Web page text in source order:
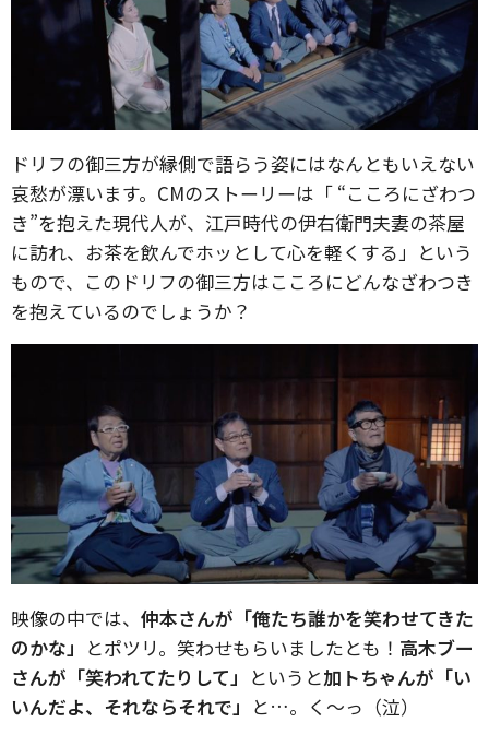
ドリフの御三方が縁側で語らう姿にはなんともいえない
哀愁が漂います。CMのストーリーは「 “こころにざわつ
き”を抱えた現代人が、江戸時代の伊右衛門夫妻の茶屋
に訪れ、お茶を飲んでホッとして心を軽くする」という
もので、このドリフの御三方はこころにどんなざわつき
を抱えているのでしょうか？
映像の中では、 仲本さんが「俺たち誰かを笑わせてきた
のかな」 とポツリ。笑わせもらいましたとも！ 高木ブー
さんが「笑われてたりして」 というと加トちゃんが「い
いんだよ、それならそれで」 と…。く〜っ（泣）